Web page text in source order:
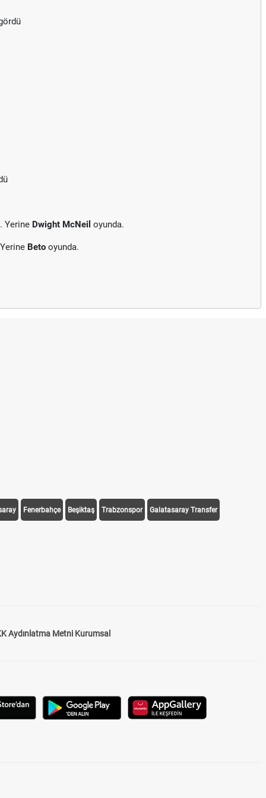
Yerine Dwight McNeil oyunda.
Beto oyunda.
Fenerbahçe Beşiktaş Trabzonspor Galatasaray Transfer
Aydınlatma Metni Kurumsal